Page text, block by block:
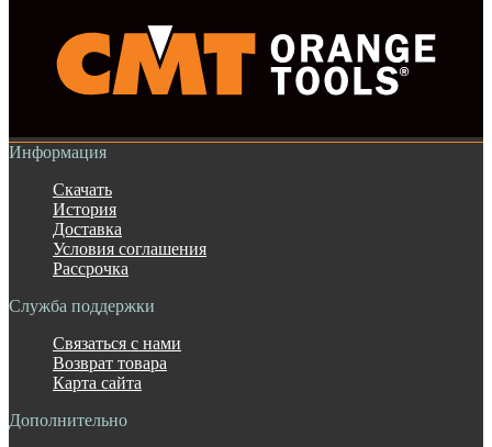
Информация
Скачать
История
Доставка
Условия соглашения
Рассрочка
Служба поддержки
Связаться с нами
Возврат товара
Карта сайта
Дополнительно